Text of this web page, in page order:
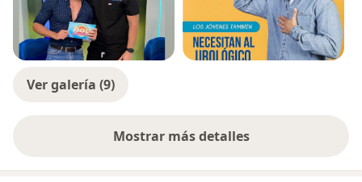
Ver galería (9)
Mostrar más detalles
sobre la experiencia